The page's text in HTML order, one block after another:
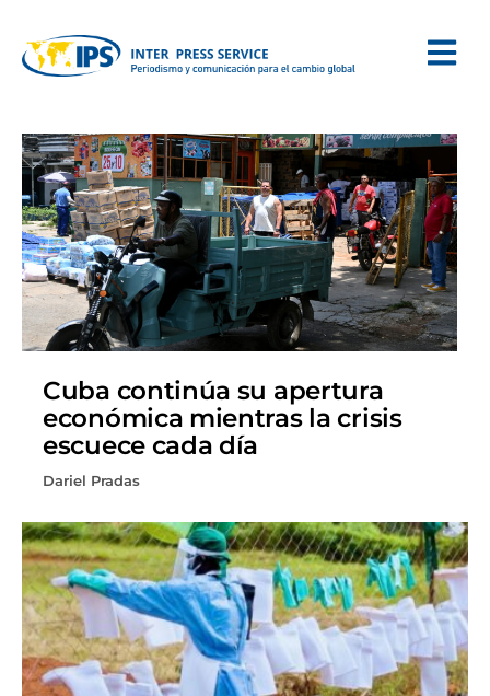
Cuba continúa su apertura
económica mientras la crisis
escuece cada día
Dariel Pradas